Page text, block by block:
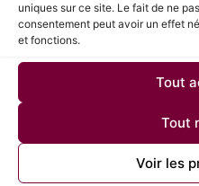
uniques sur ce site. Le fait de ne
consentement peut avoir un effet
et fonctions.
Tout
Tout
Voir les
La négociation salariale est
processus de recrutement,
nombreux candidats.
obtenir une rémunération